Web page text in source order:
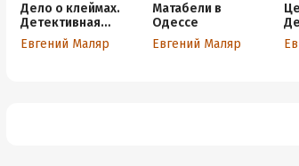
Дело о клеймах.
Детективная
повесть начала
XX века
Евгений Маляр
Матабели в
Одессе
Евгений Маляр